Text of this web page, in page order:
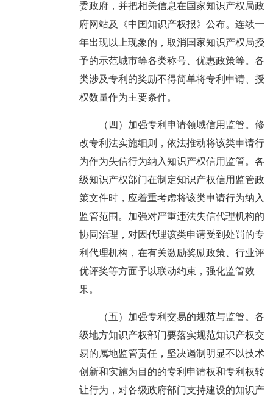
委政府，并把相关信息在国家知识产权局政
府网站及《中国知识产权报》公布。连续一
年出现以上现象的，取消国家知识产权局授
予的示范城市等各类称号、优惠政策等。各
类涉及专利的奖励不得简单将专利申请、授
权数量作为主要条件。
（四）加强专利申请领域信用监管。修
改专利法实施细则，依法推动将该类申请行
为作为失信行为纳入知识产权信用监管。各
级知识产权部门在制定知识产权信用监管政
策文件时，应着重考虑将该类申请行为纳入
监管范围。加强对严重违法失信代理机构的
协同治理，对因代理该类申请受到处罚的专
利代理机构，在有关激励奖励政策、行业评
优评奖等方面予以联动约束，强化监管效
果。
（五）加强专利交易的规范与监管。各
级地方知识产权部门要落实规范知识产权交
易的属地监管责任，坚决遏制明显不以技术
创新和实施为目的的专利申请权和专利权转
让行为，对各级政府部门支持建设的知识产